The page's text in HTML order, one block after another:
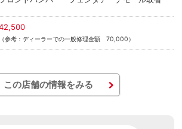
（参考：ディーラーでの一般修理金額 70,000）
この店舗の情報をみる